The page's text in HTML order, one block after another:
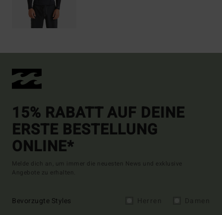
15% RABATT AUF DEINE
ERSTE BESTELLUNG
ONLINE*
Melde dich an, um immer die neuesten News und exklusive
Angebote zu erhalten.
Bevorzugte Styles